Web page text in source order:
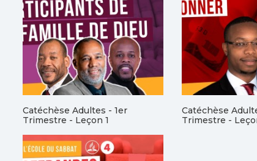
Catéchèse Adultes - 1er
Trimestre - Leçon 1
Catéchèse
Trimestre -